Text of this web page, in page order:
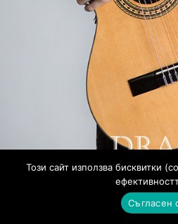
Този сайт използва бисквитки
Съгласен